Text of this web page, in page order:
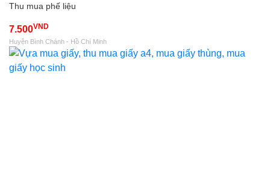
Thu mua phế liệu
7.500VND
Huyện Bình Chánh - Hồ Chí Minh